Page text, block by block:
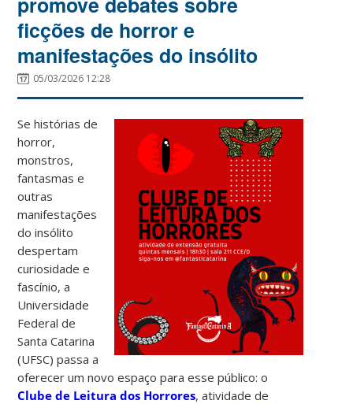
ficções de horror e
manifestações do insólito
05/03/2026 12:28
Se histórias de
horror,
monstros,
fantasmas e
outras
manifestações
do insólito
despertam
curiosidade e
fascínio, a
Universidade
Federal de
Santa Catarina
(UFSC) passa a
oferecer um novo espaço para esse público:o
Clube de Leitura dos Horrores, atividade de